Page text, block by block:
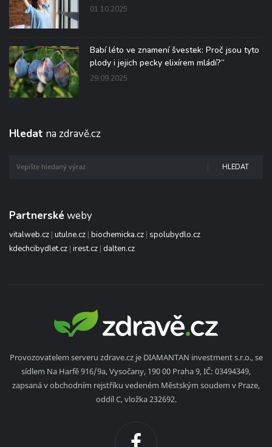
01.10.2025
Babí léto ve znamení švestek: Proč jsou tyto
plody i jejich pecky elixírem mládí?“
29.09.2025
Hledat na zdravě.cz
HLEDAT
Partnerské weby
vitalweb.cz | utulne.cz | biochemicka.cz | spolubydlo.cz
kdechcibydlet.cz | irest.cz | dalten.cz
Provozovatelem serveru zdrave.cz je DIAMANTAN investment s.r.o., se
sídlem Na Harfě 916/9a, Vysočany, 190 00 Praha 9, IČ: 03494349,
zapsaná v obchodním rejstříku vedeném Městským soudem v Praze,
oddíl C, vložka 232692.